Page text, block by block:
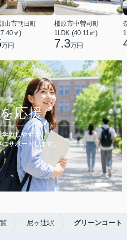
山市朝日町
㎡)
万円
橿原市中曽司町
1LDK (40.11㎡)
7.3万円
応援
学のしやすさ。
サポートします。
尼ヶ辻駅 グリーンコート